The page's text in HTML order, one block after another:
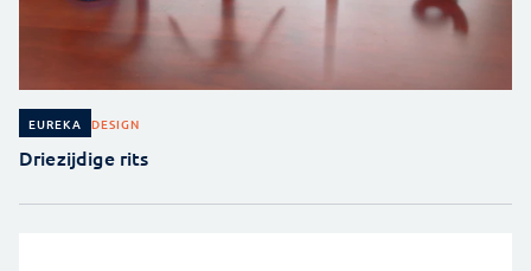
EUREKA DESIGN
Driezijdige rits